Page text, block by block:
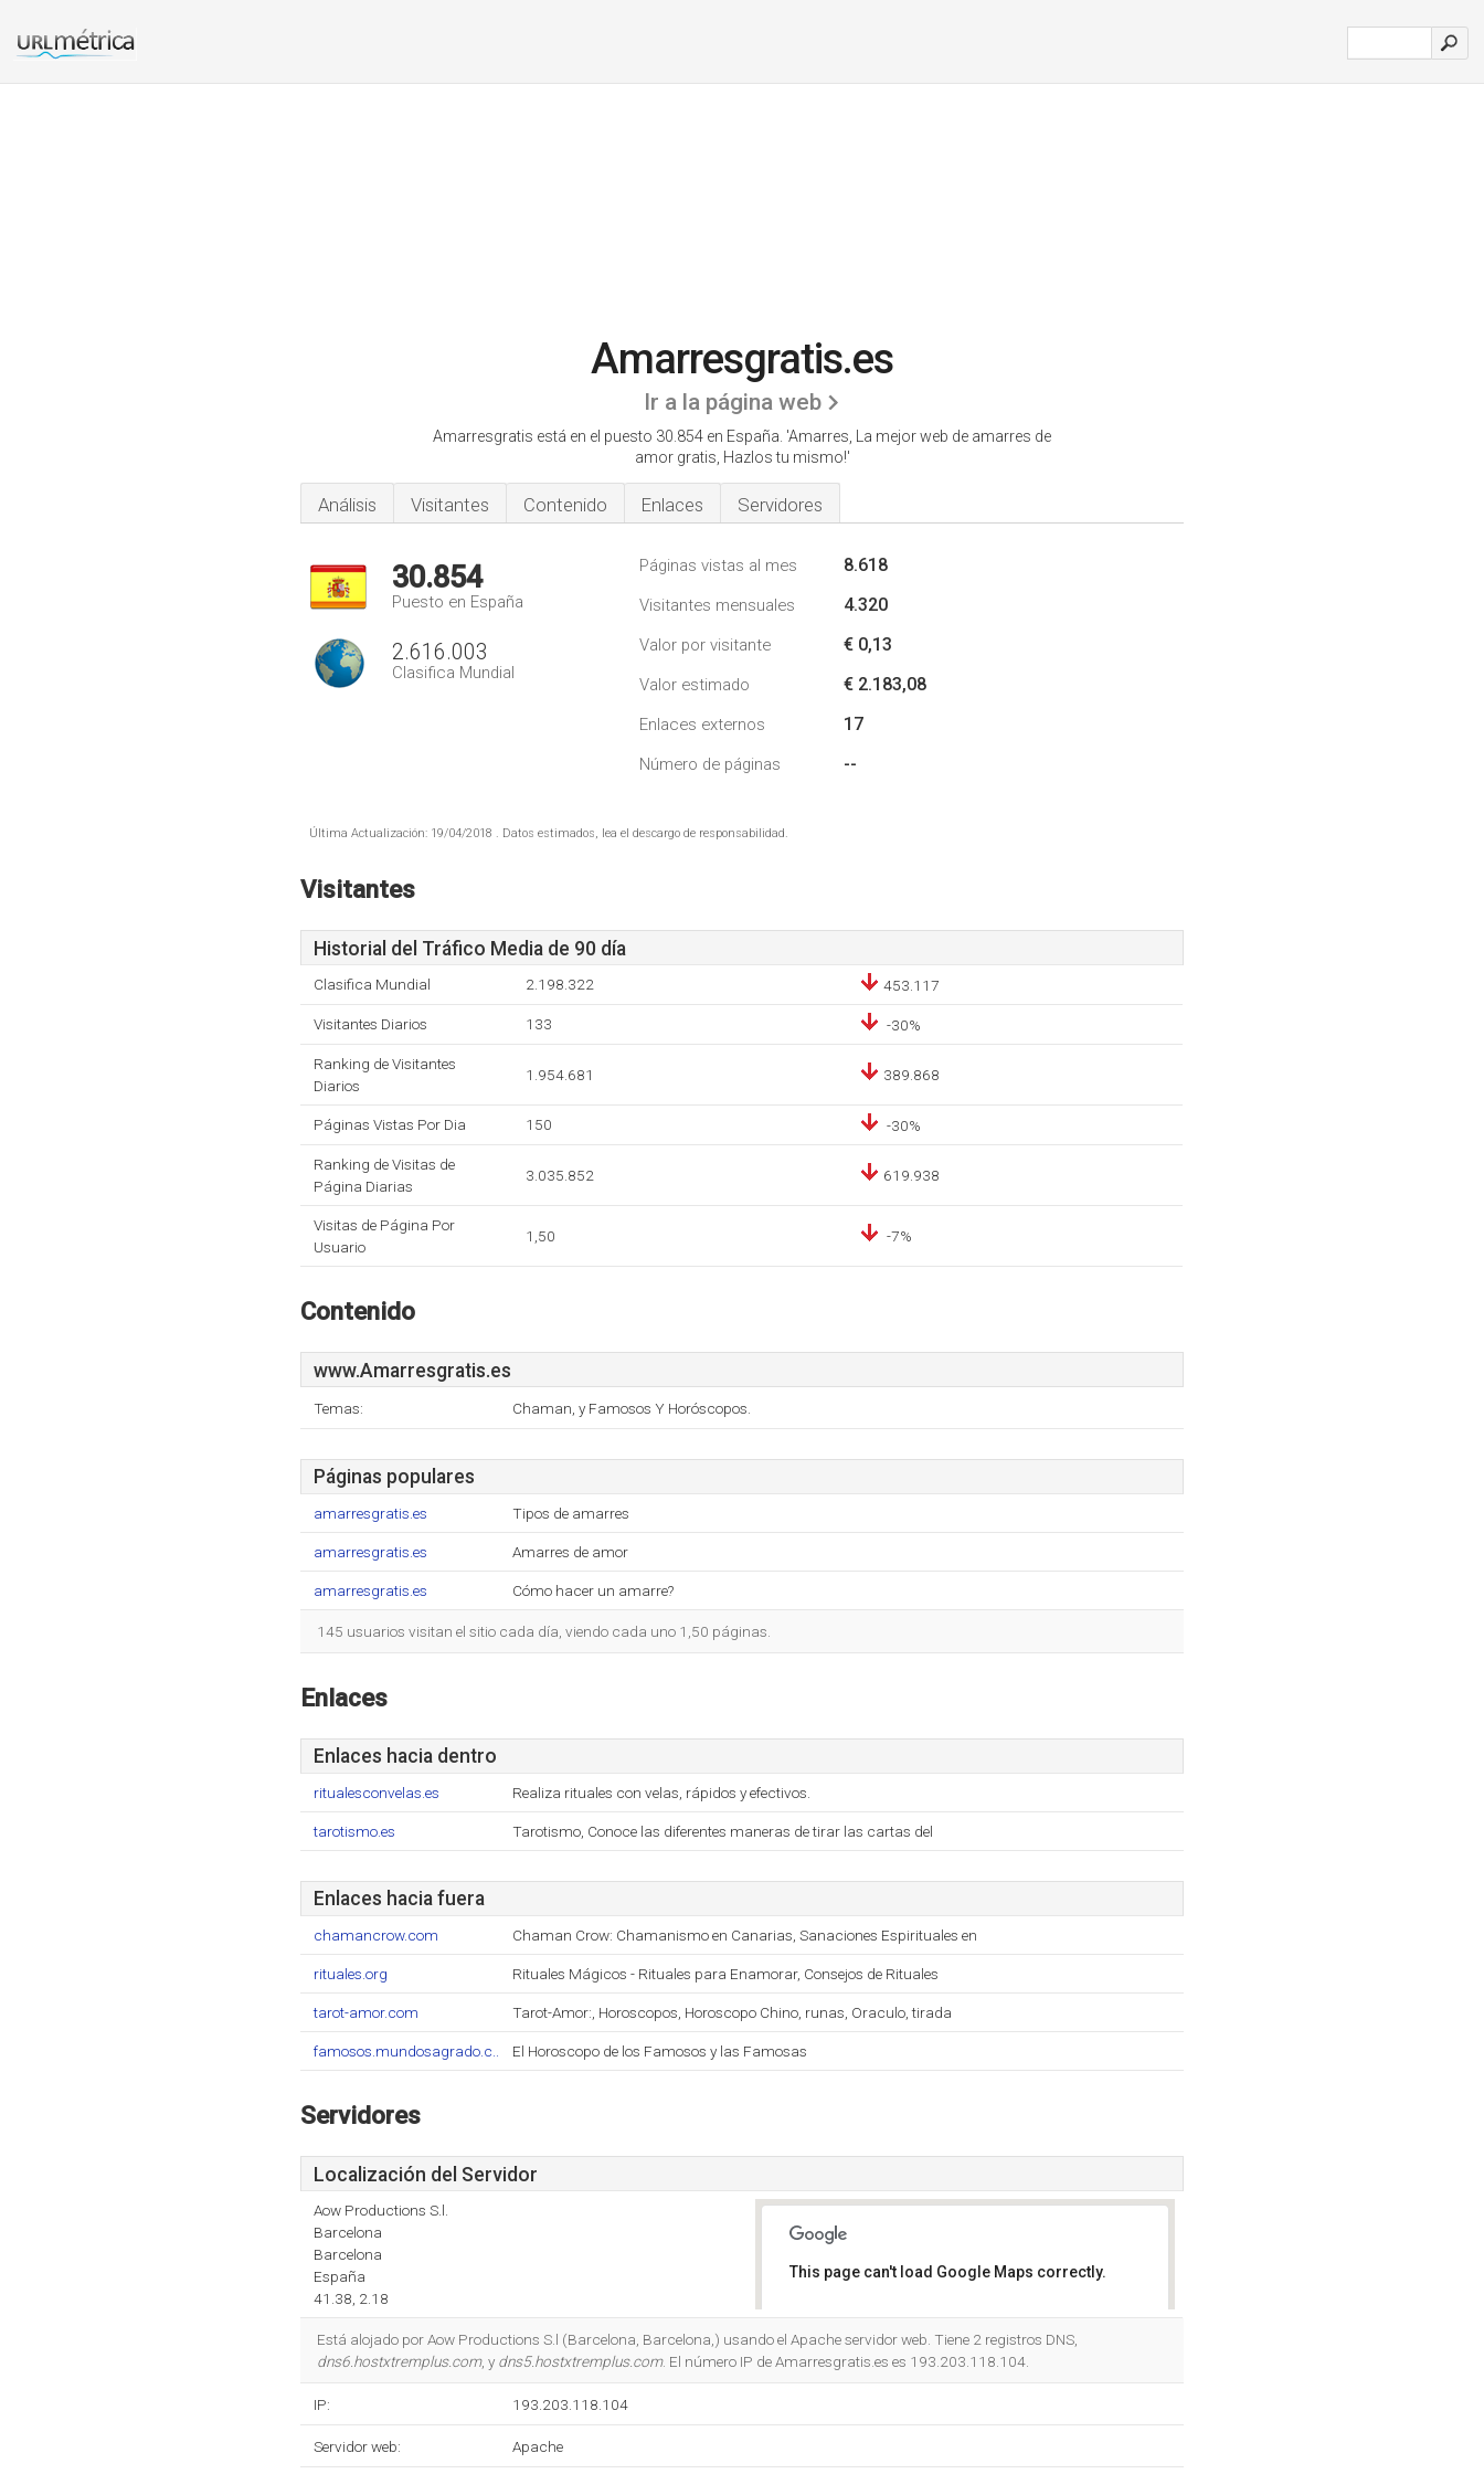
Amarresgratis.es
Ir a la página web
Amarresgratis está en el puesto 30.854 en España. 'Amarres, La mejor web de amarres de
amor gratis, Hazlos tu mismo!'
Análisis Visitantes Contenido Enlaces Servidores
30.854
Puesto en España
2.616.003
Clasifica Mundial
Páginas vistas al mes 8.618
Visitantes mensuales 4.320
Valor por visitante € 0,13
Valor estimado € 2.183,08
Enlaces externos 17
Número de páginas --
Última Actualización: 19/04/2018 . Datos estimados, lea el descargo de responsabilidad.
Visitantes
Historial del Tráfico Media de 90 día
Clasifica Mundial 2.198.322 453.117
Visitantes Diarios 133 -30%
Ranking de Visitantes
Diarios
1.954.681 389.868
Páginas Vistas Por Dia 150 -30%
Ranking de Visitas de
Página Diarias
3.035.852 619.938
Visitas de Página Por
Usuario
1,50 -7%
Contenido
www.Amarresgratis.es
Temas: Chaman, y Famosos Y Horóscopos.
Páginas populares
amarresgratis.es Tipos de amarres
amarresgratis.es Amarres de amor
amarresgratis.es Cómo hacer un amarre?
145 usuarios visitan el sitio cada día, viendo cada uno 1,50 páginas.
Enlaces
Enlaces hacia dentro
ritualesconvelas.es Realiza rituales con velas, rápidos y efectivos.
tarotismo.es Tarotismo, Conoce las diferentes maneras de tirar las cartas del
Enlaces hacia fuera
chamancrow.com Chaman Crow: Chamanismo en Canarias, Sanaciones Espirituales en
rituales.org Rituales Mágicos - Rituales para Enamorar, Consejos de Rituales
tarot-amor.com Tarot-Amor:, Horoscopos, Horoscopo Chino, runas, Oraculo, tirada
famosos.mundosagrado.c.. El Horoscopo de los Famosos y las Famosas
Servidores
Localización del Servidor
Aow Productions S.l.
Barcelona
Barcelona
España
41.38, 2.18
This page can't load Google Maps correctly.
Está alojado por Aow Productions S.l (Barcelona, Barcelona,) usando el Apache servidor web. Tiene 2 registros DNS,
dns6.hostxtremplus.com, y dns5.hostxtremplus.com. El número IP de Amarresgratis.es es 193.203.118.104.
IP: 193.203.118.104
Servidor web: Apache